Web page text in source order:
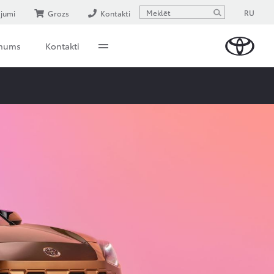
Kontakti
Grozs Kontakti RU